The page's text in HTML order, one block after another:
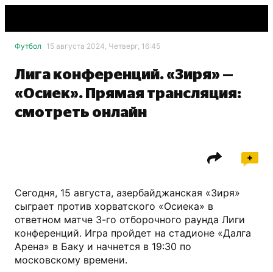
Футбол 15 августа 2024, Четверг, 16:45
Лига конференций. «Зиря» —
«Осиек». Прямая трансляция:
смотреть онлайн
Сегодня, 15 августа, азербайджанская «Зиря»
сыграет против хорватского «Осиека» в
ответном матче 3-го отборочного раунда Лиги
конференций. Игра пройдет на стадионе «Далга
Арена» в Баку и начнется в 19:30 по
московскому времени.